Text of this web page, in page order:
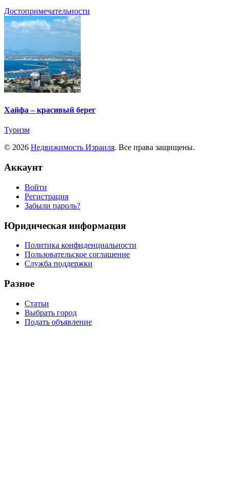
Достопримечательности
Хайфа – красивый берег
Туризм
© 2026 Недвижимость Израиля. Все права защищены.
Аккаунт
Войти
Регистрация
Забыли пароль?
Юридическая информация
Политика конфиденциальности
Пользовательское соглашение
Служба поддержки
Разное
Статьи
Выбрать город
Подать объявление